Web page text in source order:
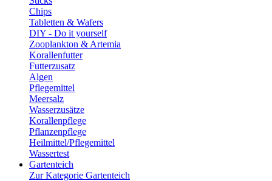
Chips
Tabletten & Wafers
DIY - Do it yourself
Zooplankton & Artemia
Korallenfutter
Futterzusatz
Algen
Pflegemittel
Meersalz
Wasserzusätze
Korallenpflege
Pflanzenpflege
Heilmittel/Pflegemittel
Wassertest
Gartenteich
Zur Kategorie Gartenteich